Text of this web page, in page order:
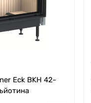
Eck BKH 42-